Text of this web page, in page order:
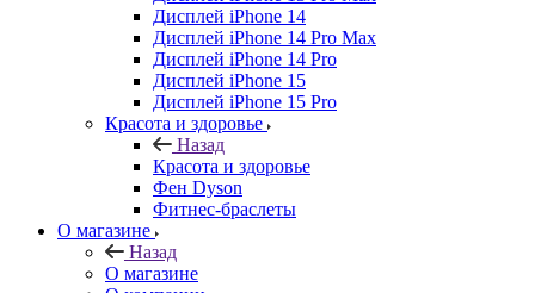
Дисплей iPhone 14
Дисплей iPhone 14 Pro Max
Дисплей iPhone 14 Pro
Дисплей iPhone 15
Дисплей iPhone 15 Pro
Красота и здоровье
Назад
Красота и здоровье
Фен Dyson
Фитнес-браслеты
О магазине
Назад
О магазине